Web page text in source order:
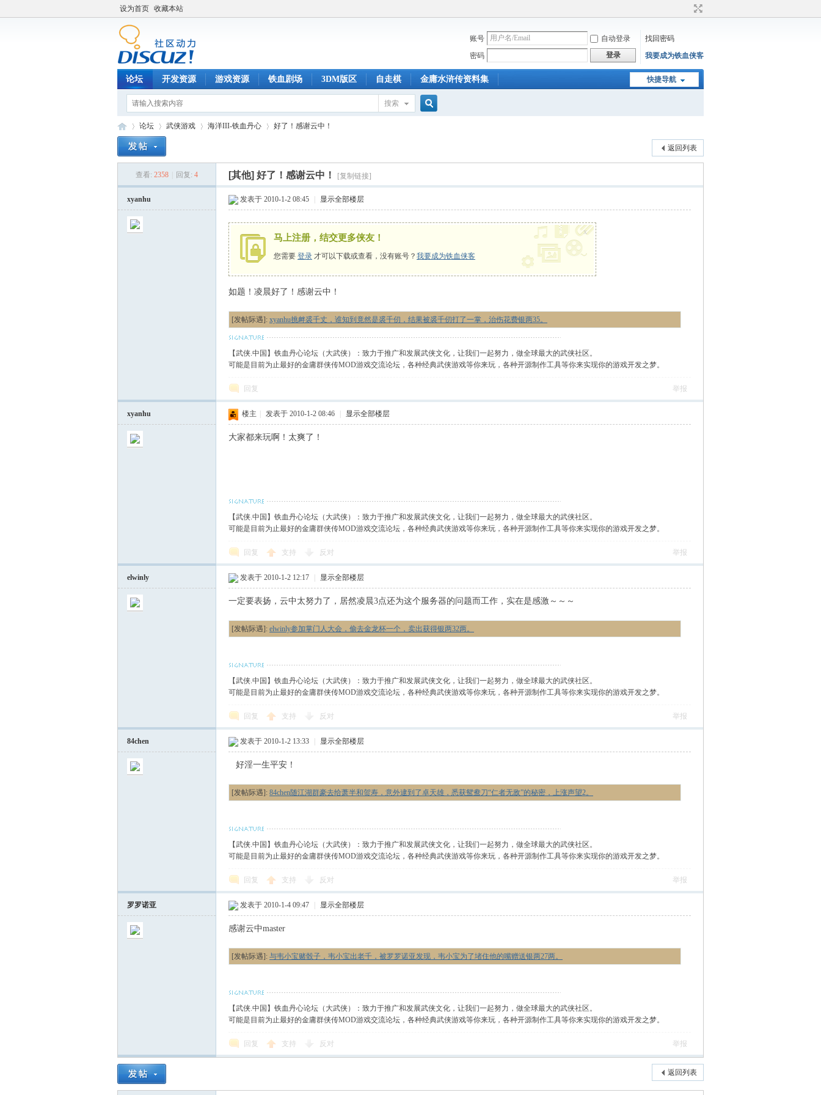
设为首页 收藏本站
账号 自动登录
找回密码
密码
登录 我要成为铁血侠客
快捷导航
论坛 开发资源 游戏资源 铁血剧场 3DM版区 自走棋 金庸水浒传资料集
搜索
丹
论坛
›
武侠游戏
›
海洋III-铁血丹心
›
好了！感谢云中！
返回列表
查看: 2358 回复: 4 [其他] 好了！感谢云中！ [复制链接]
xyanhu 发表于 2010-1-2 08:45 显示全部楼层
马上注册，结交更多侠友！
您需要 登录 才可以下载或查看，没有账号？ 我要成为铁血侠客
x
如题！凌晨好了！感谢云中！
[发帖际遇]: xyanhu挑衅裘千丈，谁知到竟然是裘千仞，结果被裘千仞打了一掌，治伤花费银两35。
【武侠.中国】铁血丹心论坛（大武侠）：致力于推广和发展武侠文化，让我们一起努力，做全球最大的武侠社区。
可能是目前为止最好的金庸群侠传MOD游戏交流论坛，各种经典武侠游戏等你来玩，各种开源制作工具等你来实现你的游戏开发之梦。
回复 举报
xyanhu 楼主 发表于 2010-1-2 08:46 显示全部楼层
大家都来玩啊！太爽了！
【武侠.中国】铁血丹心论坛（大武侠）：致力于推广和发展武侠文化，让我们一起努力，做全球最大的武侠社区。
可能是目前为止最好的金庸群侠传MOD游戏交流论坛，各种经典武侠游戏等你来玩，各种开源制作工具等你来实现你的游戏开发之梦。
回复 支持 反对 举报
elwinly 发表于 2010-1-2 12:17 显示全部楼层
一定要表扬，云中太努力了，居然凌晨3点还为这个服务器的问题而工作，实在是感激～～～
[发帖际遇]: elwinly参加掌门人大会，偷去金龙杯一个，卖出获得银两32两。
【武侠.中国】铁血丹心论坛（大武侠）：致力于推广和发展武侠文化，让我们一起努力，做全球最大的武侠社区。
可能是目前为止最好的金庸群侠传MOD游戏交流论坛，各种经典武侠游戏等你来玩，各种开源制作工具等你来实现你的游戏开发之梦。
回复 支持 反对 举报
84chen 发表于 2010-1-2 13:33 显示全部楼层
好淫一生平安！
[发帖际遇]: 84chen随江湖群豪去给萧半和贺寿，意外逮到了卓天雄，悉获鸳鸯刀“仁者无敌”的秘密，上涨声望2。
【武侠.中国】铁血丹心论坛（大武侠）：致力于推广和发展武侠文化，让我们一起努力，做全球最大的武侠社区。
可能是目前为止最好的金庸群侠传MOD游戏交流论坛，各种经典武侠游戏等你来玩，各种开源制作工具等你来实现你的游戏开发之梦。
回复 支持 反对 举报
罗罗诺亚 发表于 2010-1-4 09:47 显示全部楼层
感谢云中master
[发帖际遇]: 与韦小宝赌骰子，韦小宝出老千，被罗罗诺亚发现，韦小宝为了堵住他的嘴赠送银两27两。
【武侠.中国】铁血丹心论坛（大武侠）：致力于推广和发展武侠文化，让我们一起努力，做全球最大的武侠社区。
可能是目前为止最好的金庸群侠传MOD游戏交流论坛，各种经典武侠游戏等你来玩，各种开源制作工具等你来实现你的游戏开发之梦。
回复 支持 反对 举报
返回列表